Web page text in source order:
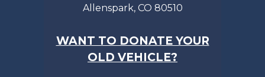
Allenspark, CO 80510
WANT TO DONATE YOUR
OLD VEHICLE?